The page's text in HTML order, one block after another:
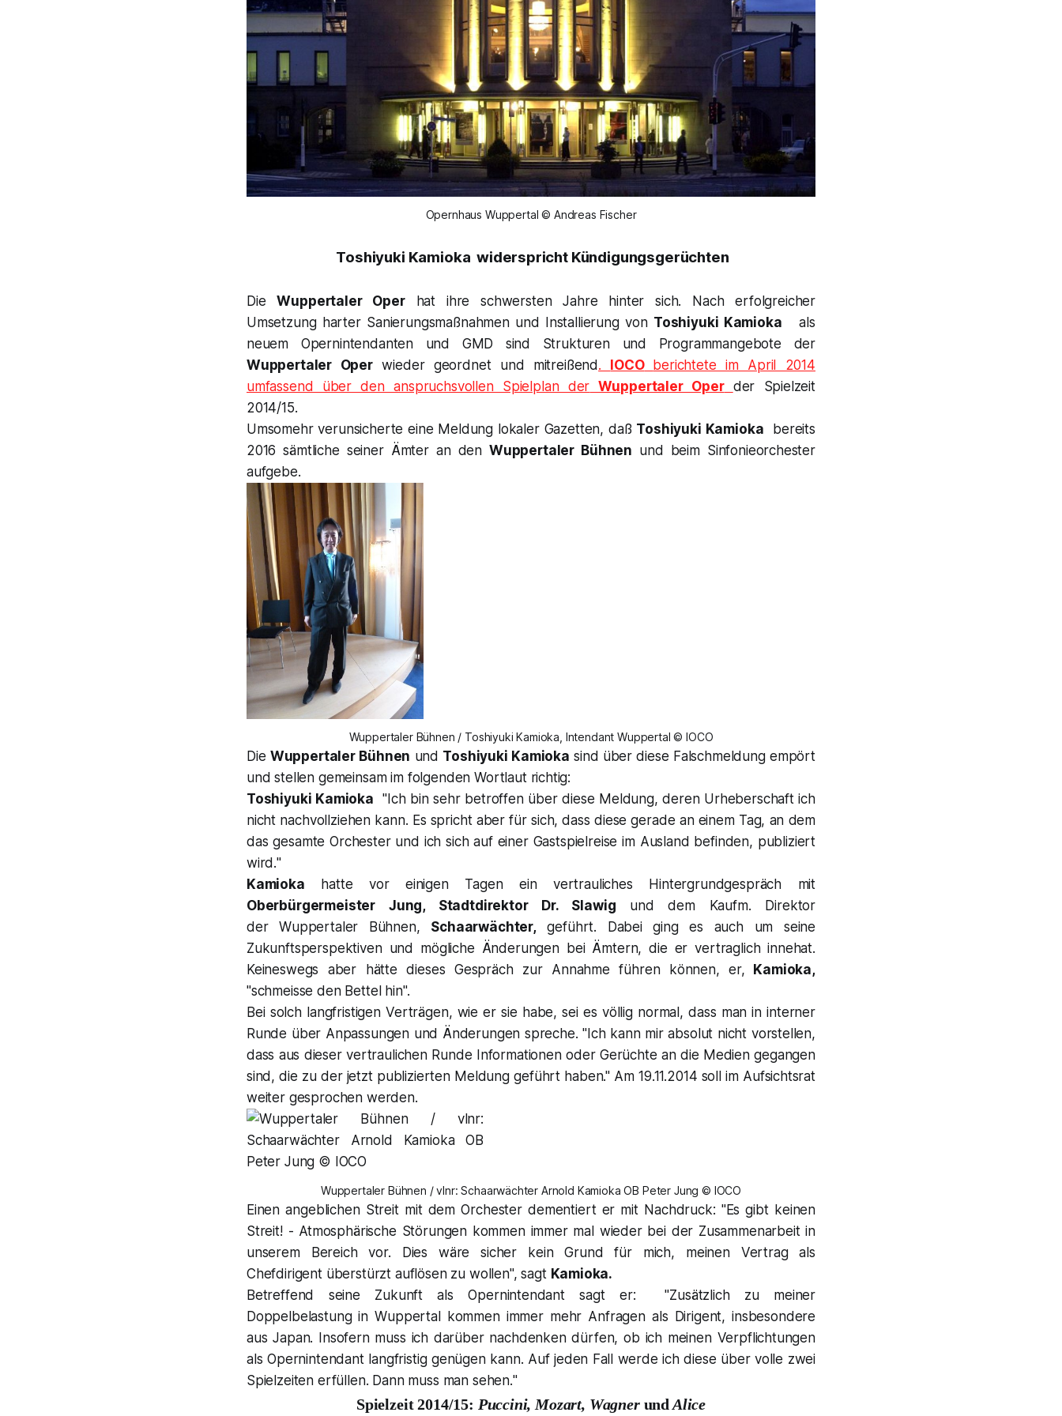
Opernhaus Wuppertal © Andreas Fischer
Toshiyuki Kamiokawiderspricht Kündigungsgerüchten
DieWuppertaler Operhat ihre schwersten Jahre hinter sich. Nach erfolgreicher
Umsetzung harter Sanierungsmaßnahmen und Installierung von Toshiyuki Kamioka als
neuem Opernintendanten und GMD sind Strukturen und Programmangebote der
Wuppertaler Operwieder geordnet und mitreißend . IOCO
berichtete im April 2014
umfassend über den anspruchsvollen Spielplan der Wuppertaler Oper der Spielzeit
2014/15.
Umsomehr verunsicherte eine Meldung lokaler Gazetten, daß Toshiyuki Kamioka bereits
2016 sämtliche seiner Ämter an den Wuppertaler Bühnen und beim Sinfonieorchester
aufgebe.
Wuppertaler Bühnen / Toshiyuki Kamioka, Intendant Wuppertal © IOCO
Die Wuppertaler Bühnen und Toshiyuki Kamioka sind über diese Falschmeldung empört
und stellen gemeinsam im folgenden Wortlaut richtig:
Toshiyuki Kamioka "Ich bin sehr betroffen über diese Meldung, deren Urheberschaft ich
nicht nachvollziehen kann. Es spricht aber für sich, dass diese gerade an einem Tag, an dem
das gesamte Orchester und ich sich auf einer Gastspielreise im Ausland befinden, publiziert
wird."
Kamioka hatte vor einigen Tagen ein vertrauliches Hintergrundgespräch mit
Oberbürgermeister Jung, Stadtdirektor Dr. Slawig und dem Kaufm. Direktor
der Wuppertaler Bühnen, Schaarwächter,geführt. Dabei ging es auch um seine
Zukunftsperspektiven und mögliche Änderungen bei Ämtern, die er vertraglich innehat.
Keineswegs aber hätte dieses Gespräch zur Annahme führen können, er, Kamioka,
"schmeisse den Bettel hin".
Bei solch langfristigen Verträgen, wie er sie habe, sei es völlig normal, dass man in interner
Runde über Anpassungen und Änderungen spreche. "Ich kann mir absolut nicht vorstellen,
dass aus dieser vertraulichen Runde Informationen oder Gerüchte an die Medien gegangen
sind, die zu der jetzt publizierten Meldung geführt haben." Am 19.11.2014 soll im Aufsichtsrat
weiter gesprochen werden.
Wuppertaler Bühnen / vlnr: Schaarwächter Arnold Kamioka OB Peter Jung © IOCO
Einen angeblichen Streit mit dem Orchester dementiert er mit Nachdruck: "Es gibt keinen
Streit! - Atmosphärische Störungen kommen immer mal wieder bei der Zusammenarbeit in
unserem Bereich vor. Dies wäre sicher kein Grund für mich, meinen Vertrag als
Chefdirigent überstürzt auflösen zu wollen", sagt Kamioka.
Betreffend seine Zukunft als Opernintendant sagt er:"Zusätzlich zu meiner
Doppelbelastung in Wuppertal kommen immer mehr Anfragen als Dirigent, insbesondere
aus Japan. Insofern muss ich darüber nachdenken dürfen, ob ich meinen Verpflichtungen
als Opernintendant langfristig genügen kann. Auf jeden Fall werde ich diese über volle zwei
Spielzeiten erfüllen. Dann muss man sehen."
Spielzeit 2014/15: Puccini, Mozart, Wagnerund Alice